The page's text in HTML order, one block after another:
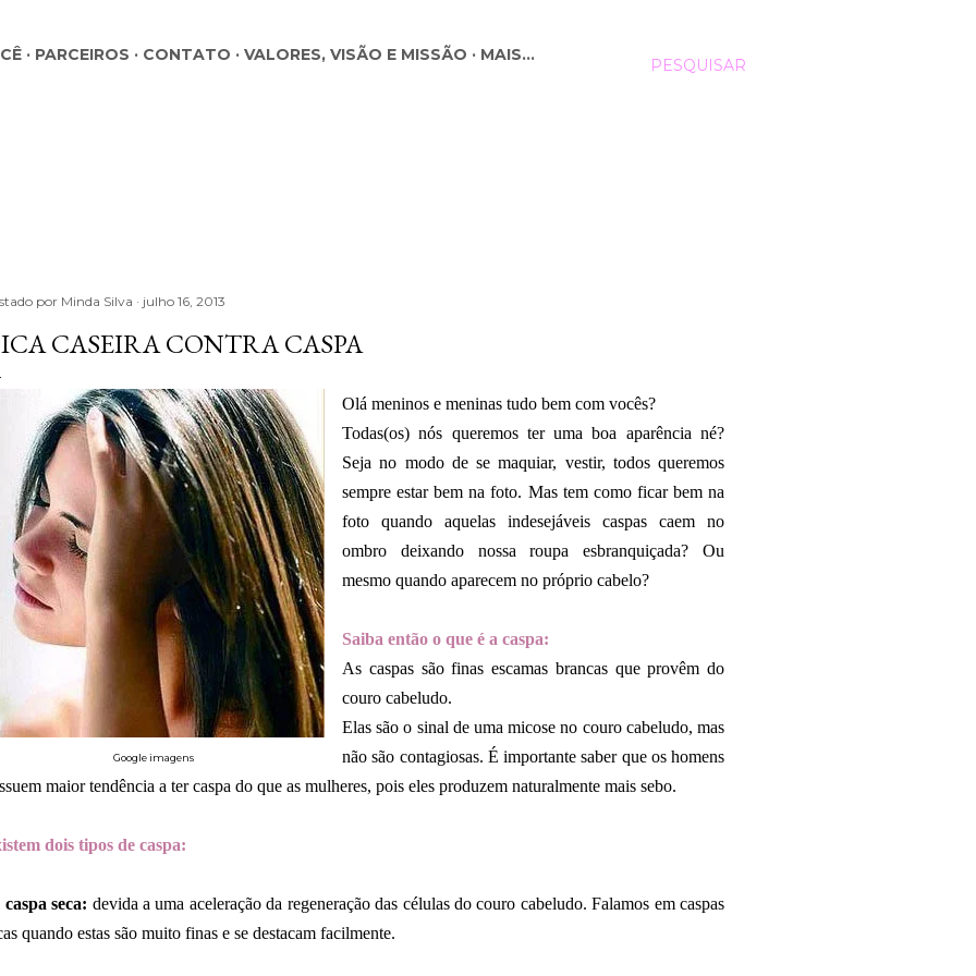
PESQUISAR
PARCEIROS CONTATO VALORES, VISÃO E MISSÃO MAIS…
por Minda Silva julho 16, 2013
CASEIRA CONTRA CASPA
Google imagens
Olá meninos e meninas tudo bem com vocês?
Todas(os) nós queremos ter uma boa aparência né?
Seja no modo de se maquiar, vestir, todos queremos
sempre estar bem na foto. Mas tem como ficar bem na
foto quando aquelas indesejáveis caspas caem no
ombro deixando nossa roupa esbranquiçada? Ou
mesmo quando aparecem no próprio cabelo?
Saiba então o que é a caspa:
As caspas são finas escamas brancas que provêm do
couro cabeludo.
Elas são o sinal de uma micose no couro cabeludo, mas
não são contagiosas. É importante saber que os homens
maior tendência a ter caspa do que as mulheres, pois eles produzem naturalmente mais sebo.
dois tipos de caspa:
caspa seca: devida a uma aceleração da regeneração das células do couro cabeludo. Falamos em caspas
quando estas são muito finas e se destacam facilmente.